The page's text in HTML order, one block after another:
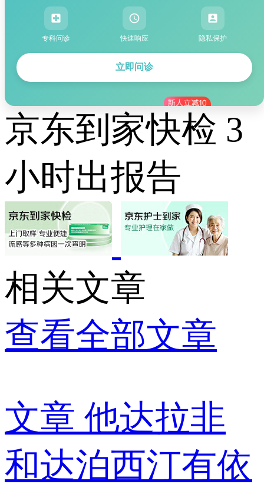
专科问诊 快速响应 隐私保护
立即问诊
京东到家快检 3
小时出报告
相关文章
查看全部文章
文章 他达拉非
和达泊西汀有依